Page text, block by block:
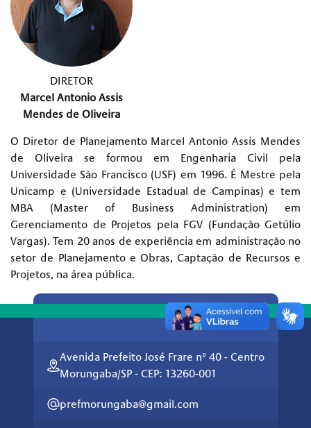
DIRETOR
Marcel Antonio Assis
Mendes de Oliveira
O Diretor de Planejamento Marcel Antonio Assis Mendes
de Oliveira se formou em Engenharia Civil pela
Universidade São Francisco (USF) em 1996. É Mestre pela
Unicamp e (Universidade Estadual de Campinas) e tem
MBA (Master of Business Administration) em
Gerenciamento de Projetos pela FGV (Fundação Getúlio
Vargas). Tem 20 anos de experiência em administração no
setor de Planejamento e Obras, Captação de Recursos e
Projetos, na área pública.
Avenida Prefeito José Frare nº 40 - Centro
Morungaba/SP - CEP: 13260-001
prefmorungaba@gmail.com